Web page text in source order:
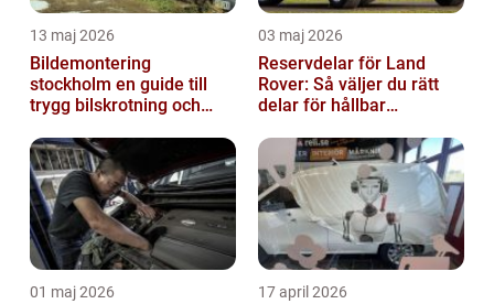
13 maj 2026
Bildemontering
stockholm en guide till
trygg bilskrotning och
03 maj 2026
Reservdelar för Land
Rover: Så väljer du rätt
delar för hållbar
01 maj 2026 17 april 2026